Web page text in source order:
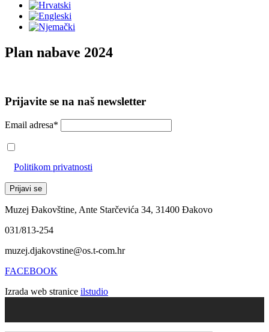
Plan nabave 2024
Prijavite se na naš newsletter
Email adresa*
Politikom privatnosti
Muzej Đakovštine, Ante Starčevića 34, 31400 Đakovo
031/813-254
muzej.djakovstine@os.t-com.hr
FACEBOOK
Izrada web stranice ilstudio